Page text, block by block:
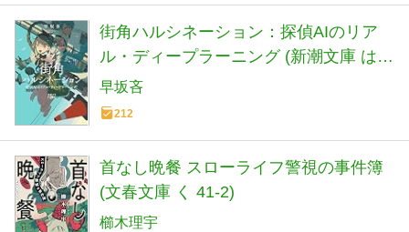
街角ハルシネーション：探偵AIのリア
ル・ディープラーニング (新潮文庫 は
72-5)
早坂吝
212
首なし晩餐 スローライフ警視の事件簿
(文春文庫 く 41-2)
櫛木理宇